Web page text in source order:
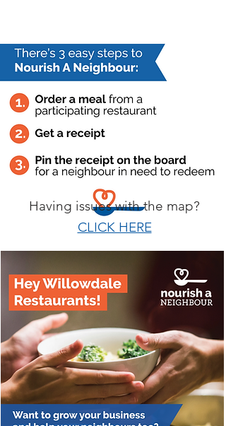
Having issues with the map?
CLICK HERE